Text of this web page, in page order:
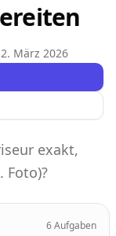
März 2026
exakt,
Foto)?
6Aufgaben